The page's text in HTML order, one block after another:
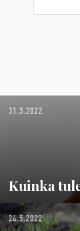
31.5.2022
Kuinka
24.5.2022